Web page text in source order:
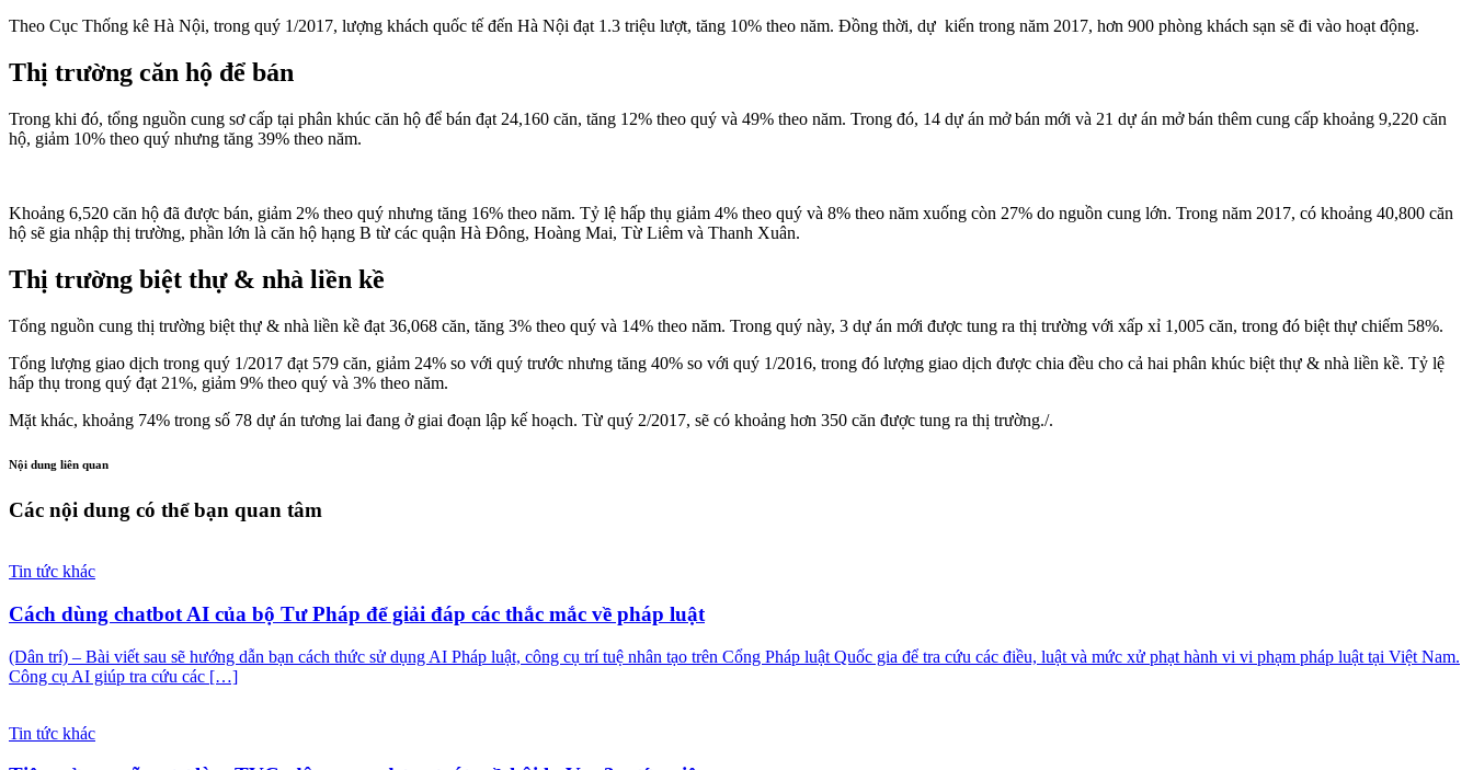
Theo Cục Thống kê Hà Nội, trong quý 1/2017, lượng khách quốc tế đến Hà Nội đạt 1.3 triệu lượt, tăng 10% theo năm. Đồng thời, dự kiến trong năm 2017, hơn 900 phòng khách sạn sẽ đi vào hoạt động.
Thị trường căn hộ để bán
Trong khi đó, tổng nguồn cung sơ cấp tại phân khúc căn hộ để bán đạt 24,160 căn, tăng 12% theo quý và 49% theo năm. Trong đó, 14 dự án mở bán mới và 21 dự án mở bán thêm cung cấp khoảng 9,220 căn
hộ, giảm 10% theo quý nhưng tăng 39% theo năm.
Khoảng 6,520 căn hộ đã được bán, giảm 2% theo quý nhưng tăng 16% theo năm. Tỷ lệ hấp thụ giảm 4% theo quý và 8% theo năm xuống còn 27% do nguồn cung lớn. Trong năm 2017, có khoảng 40,800 căn
hộ sẽ gia nhập thị trường, phần lớn là căn hộ hạng B từ các quận Hà Đông, Hoàng Mai, Từ Liêm và Thanh Xuân.
Thị trường biệt thự & nhà liền kề
Tổng nguồn cung thị trường biệt thự & nhà liền kề đạt 36,068 căn, tăng 3% theo quý và 14% theo năm. Trong quý này, 3 dự án mới được tung ra thị trường với xấp xỉ 1,005 căn, trong đó biệt thự chiếm 58%.
Tổng lượng giao dịch trong quý 1/2017 đạt 579 căn, giảm 24% so với quý trước nhưng tăng 40% so với quý 1/2016, trong đó lượng giao dịch được chia đều cho cả hai phân khúc biệt thự & nhà liền kề. Tỷ lệ
hấp thụ trong quý đạt 21%, giảm 9% theo quý và 3% theo năm.
Mặt khác, khoảng 74% trong số 78 dự án tương lai đang ở giai đoạn lập kế hoạch. Từ quý 2/2017, sẽ có khoảng hơn 350 căn được tung ra thị trường./.
Nội dung liên quan
Các nội dung có thể bạn quan tâm
Tin tức khác
Cách dùng chatbot AI của bộ Tư Pháp để giải đáp các thắc mắc về pháp luật
(Dân trí) – Bài viết sau sẽ hướng dẫn bạn cách thức sử dụng AI Pháp luật, công cụ trí tuệ nhân tạo trên Cổng Pháp luật Quốc gia để tra cứu các điều, luật và mức xử phạt hành vi vi phạm pháp luật tại Việt Nam.
Công cụ AI giúp tra cứu các […]
Tin tức khác